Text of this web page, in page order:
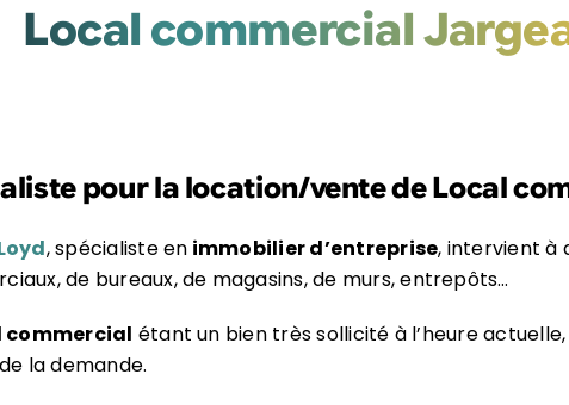
Local commercial
pour la location/vente de Local
, spécialiste en immobilier d’entreprise, intervient à
de bureaux, de magasins, de murs, entrepôts…
commercial étant un bien très sollicité à l’heure actuelle,
la demande.